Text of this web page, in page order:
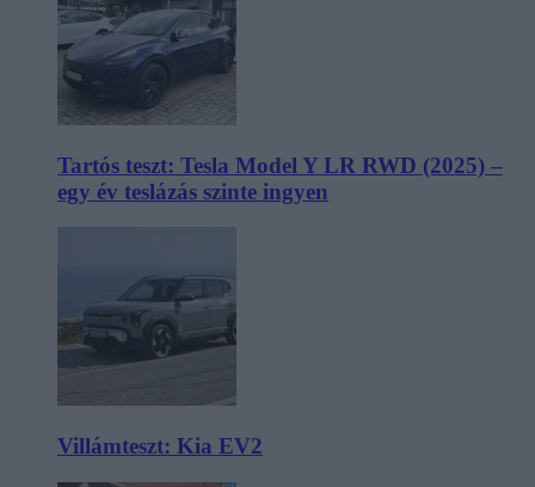
Tartós teszt: Tesla Model Y LR RWD (2025) –
egy év teslázás szinte ingyen
Villámteszt: Kia EV2